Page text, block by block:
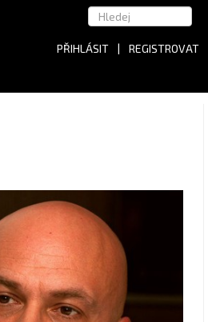
PŘIHLÁSIT | REGISTROVAT